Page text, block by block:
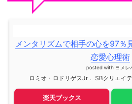
メンタリズムで相手の心を97％
恋愛心理術
posted with ヨメレ
ロミオ・ロドリゲスJr． SBクリエイ
楽天ブックス